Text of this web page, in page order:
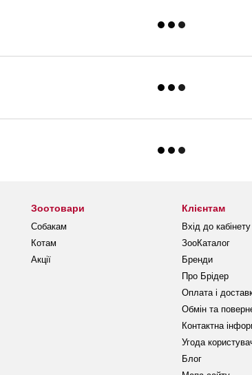
Зоотовари
Собакам
Котам
Акції
Клієнтам
Вхід до кабінету
ЗооКаталог
Бренди
Про Брідер
Оплата і
Обмін та
Контактна
Угода
Блог